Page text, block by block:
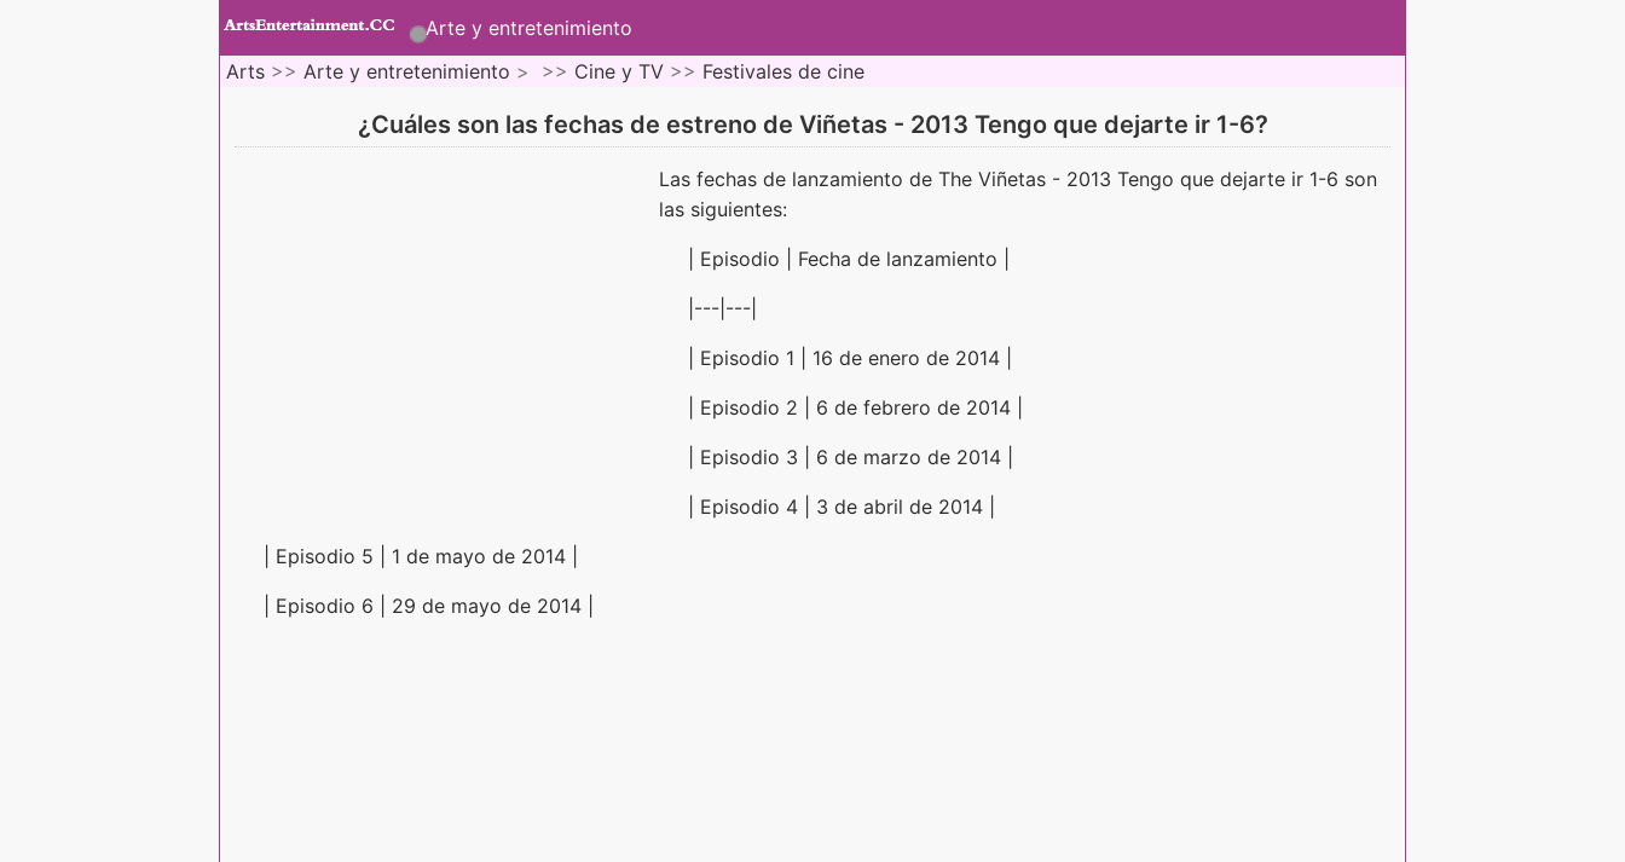
Arte y entretenimiento
Arts >> Arte y entretenimiento > >> Cine y TV >> Festivales de cine
¿Cuáles son las fechas de estreno de Viñetas - 2013 Tengo que dejarte ir 1-6?
Las fechas de lanzamiento de The Viñetas - 2013 Tengo que dejarte ir 1-6 son
las siguientes:
| Episodio | Fecha de lanzamiento |
|---|---|
| Episodio 1 | 16 de enero de 2014 |
| Episodio 2 | 6 de febrero de 2014 |
| Episodio 3 | 6 de marzo de 2014 |
| Episodio 4 | 3 de abril de 2014 |
| Episodio 5 | 1 de mayo de 2014 |
| Episodio 6 | 29 de mayo de 2014 |